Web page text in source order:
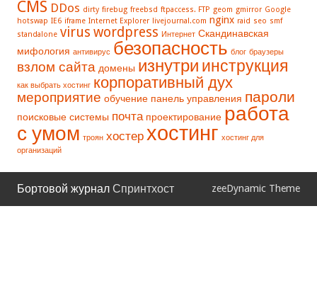
CMS DDos dirty firebug freebsd ftpaccess. FTP geom gmirror Google
hotswap IE6 iframe Internet Explorer livejournal.com nginx raid seo smf
standalone virus wordpress Интернет Скандинавская
мифология антивирус безопасность блог браузеры
взлом сайта домены изнутри инструкция
как выбрать хостинг корпоративный дух
мероприятие обучение панель управления пароли
поисковые системы почта проектирование работа
с умом троян хостер хостинг хостинг для
организаций
Бортовой журнал Спринтхост zeeDynamic Theme